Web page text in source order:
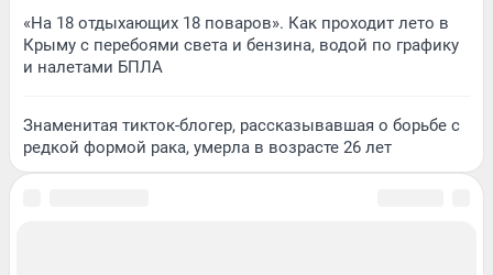
«На 18 отдыхающих 18 поваров». Как проходит лето в
Крыму с перебоями света и бензина, водой по графику
и налетами БПЛА
Знаменитая тикток-блогер, рассказывавшая о борьбе с
редкой формой рака, умерла в возрасте 26 лет